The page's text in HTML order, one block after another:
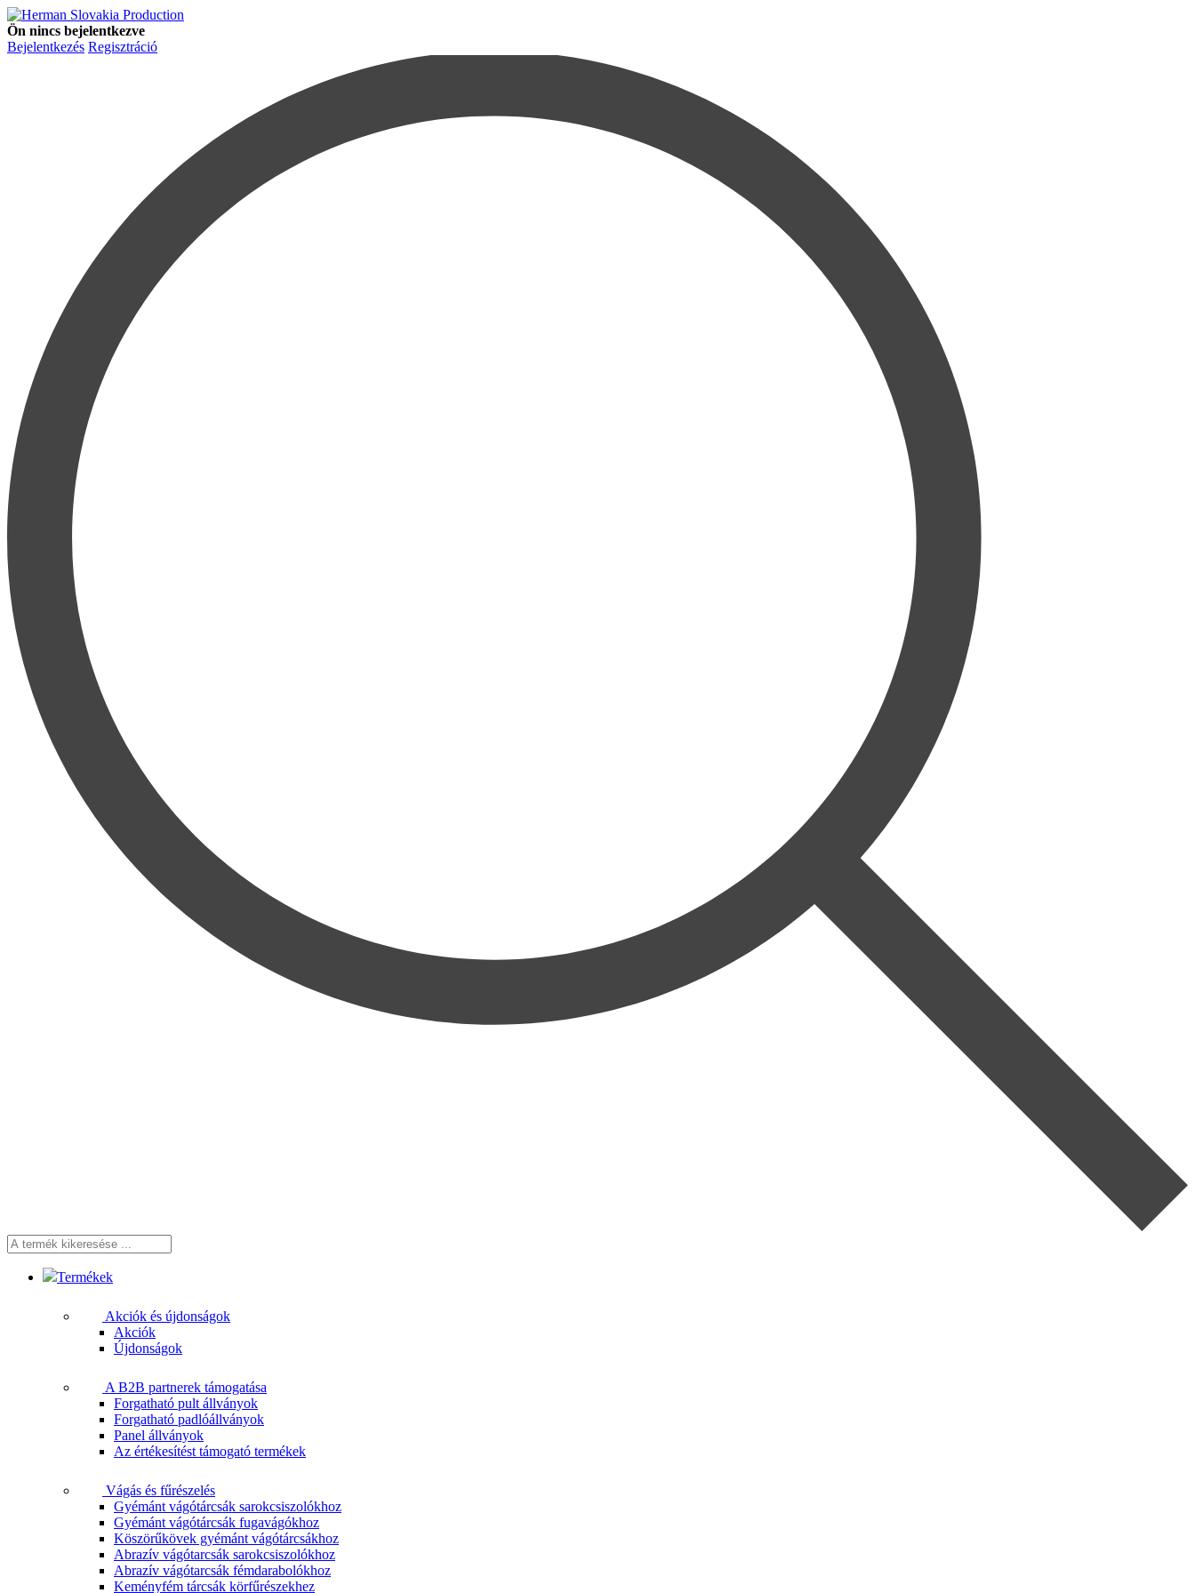
Ön nincs bejelentkezve
Bejelentkezés Regisztráció
A
termék
kikereséseTermékek
Akciók és újdonságok
Akciók
Újdonságok
A B2B partnerek támogatása
Forgatható pult állványok
Forgatható padlóállványok
Panel állványok
Az értékesítést támogató termékek
Vágás és fűrészelés
Gyémánt vágótárcsák sarokcsiszolókhoz
Gyémánt vágótárcsák fugavágókhoz
Köszörűkövek gyémánt vágótárcsákhoz
Abrazív vágótarcsák sarokcsiszolókhoz
Abrazív vágótarcsák fémdarabolókhoz
Keményfém tárcsák körfűrészekhez